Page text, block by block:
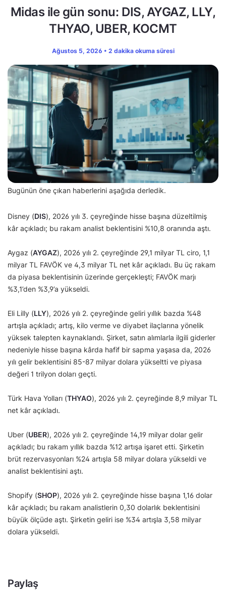
Midas ile gün sonu: DIS, AYGAZ, LLY,
THYAO, UBER, KOCMT
Ağustos 5, 2026 • 2 dakika okuma süresi
Bugünün öne çıkan haberlerini aşağıda derledik.
Disney (DIS), 2026 yılı 3. çeyreğinde hisse başına düzeltilmiş
kâr açıkladı; bu rakam analist beklentisini %10,8 oranında aştı.
Aygaz (AYGAZ), 2026 yılı 2. çeyreğinde 29,1 milyar TL ciro, 1,1
milyar TL FAVÖK ve 4,3 milyar TL net kâr açıkladı. Bu üç rakam
da piyasa beklentisinin üzerinde gerçekleşti; FAVÖK marjı
%3,1’den %3,9’a yükseldi.
Eli Lilly (LLY), 2026 yılı 2. çeyreğinde geliri yıllık bazda %48
artışla açıkladı; artış, kilo verme ve diyabet ilaçlarına yönelik
yüksek talepten kaynaklandı. Şirket, satın alımlarla ilgili giderler
nedeniyle hisse başına kârda hafif bir sapma yaşasa da, 2026
yılı gelir beklentisini 85-87 milyar dolara yükseltti ve piyasa
değeri 1 trilyon doları geçti.
Türk Hava Yolları (THYAO), 2026 yılı 2. çeyreğinde 8,9 milyar TL
net kâr açıkladı.
Uber (UBER), 2026 yılı 2. çeyreğinde 14,19 milyar dolar gelir
açıkladı; bu rakam yıllık bazda %12 artışa işaret etti. Şirketin
brüt rezervasyonları %24 artışla 58 milyar dolara yükseldi ve
analist beklentisini aştı.
Shopify (SHOP), 2026 yılı 2. çeyreğinde hisse başına 1,16 dolar
kâr açıkladı; bu rakam analistlerin 0,30 dolarlık beklentisini
büyük ölçüde aştı. Şirketin geliri ise %34 artışla 3,58 milyar
dolara yükseldi.
Paylaş